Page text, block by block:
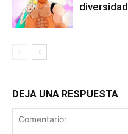
diversidad
DEJA UNA RESPUESTA